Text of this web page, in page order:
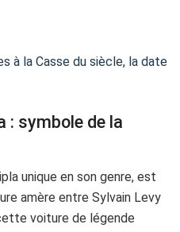
à la Casse du siècle, la date
: symbole de la
unique en son genre, est
amère entre Sylvain Levy
voiture de légende